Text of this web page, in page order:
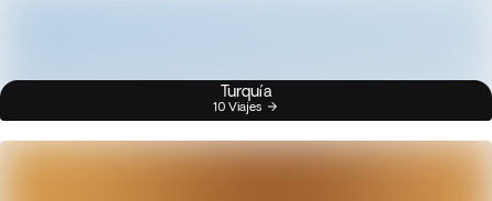
Turquía
10 Viajes